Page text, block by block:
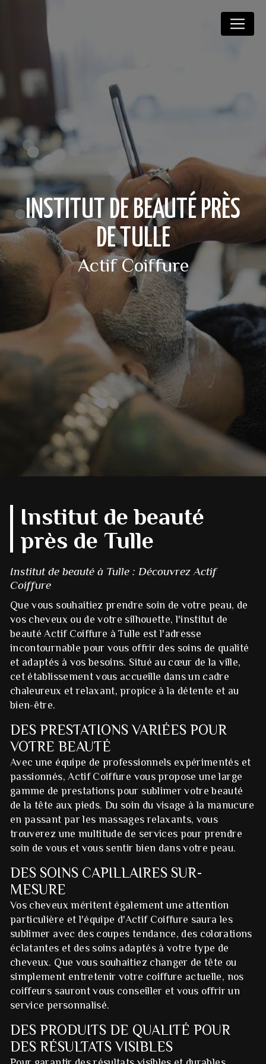
INSTITUT DE BEAUTÉ PRÈS
DE TULLE
Actif Coiffure
Institut de beauté
près de Tulle
Institut de beauté à Tulle : Découvrez Actif
Coiffure
Que vous souhaitiez prendre soin de votre peau, de
vos cheveux ou de votre silhouette, l'institut de
beauté Actif Coiffure à Tulle est l'adresse
incontournable pour vous offrir des soins de qualité
et adaptés à vos besoins. Situé au cœur de la ville,
cet établissement vous accueille dans un cadre
chaleureux et relaxant, propice à la détente et au
bien-être.
DES PRESTATIONS VARIÉES POUR
VOTRE BEAUTÉ
Avec une équipe de professionnels expérimentés et
passionnés, Actif Coiffure vous propose une large
gamme de prestations pour sublimer votre beauté
de la tête aux pieds. Du soin du visage à la manucure
en passant par les massages relaxants, vous
trouverez une multitude de services pour prendre
soin de vous et vous sentir bien dans votre peau.
DES SOINS CAPILLAIRES SUR-
MESURE
Vos cheveux méritent également une attention
particulière et l'équipe d'Actif Coiffure saura les
sublimer avec des coupes tendance, des colorations
éclatantes et des soins adaptés à votre type de
cheveux. Que vous souhaitiez changer de tête ou
simplement entretenir votre coiffure actuelle, nos
coiffeurs sauront vous conseiller et vous offrir un
service personnalisé.
DES PRODUITS DE QUALITÉ POUR
DES RÉSULTATS VISIBLES